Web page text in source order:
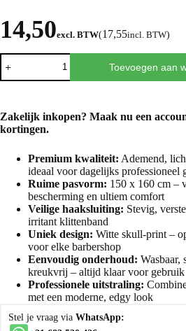
14,50excl. BTW(17,55incl. BTW)
Toevoegen aan
Zakelijk inkopen? Maak nu een
kortingen.
Premium kwaliteit: Ademend,
ideaal voor dagelijks professioneel
Ruime pasvorm: 150 x 160 cm –
bescherming en ultiem comfort
Veilige haaksluiting: Stevig,
irritant klittenband
Uniek design: Witte skull-print –
voor elke barbershop
Eenvoudig onderhoud: Wasbaar,
kreukvrij – altijd klaar voor gebruik
Professionele uitstraling:
met een moderne, edgy look
Stel je vraag via WhatsApp: